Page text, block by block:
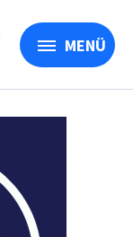
MENÜ